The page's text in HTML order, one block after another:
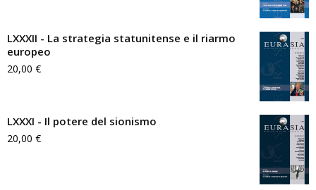
LXXXII - La strategia statunitense e il riarmo
europeo
20,00 €
LXXXI - Il potere del sionismo
20,00 €